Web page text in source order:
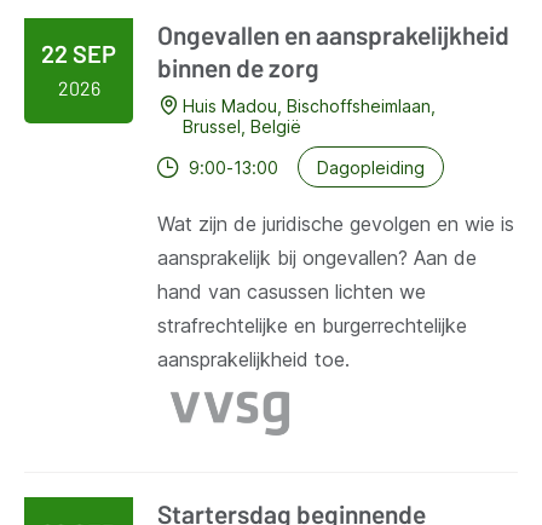
22 SEP
2026
Ongevallen en aansprakelijkheid
binnen de zorg
Huis Madou, Bischoffsheimlaan,
Brussel, België
9:00-13:00
Dagopleiding
Wat zijn de juridische gevolgen en wie is
aansprakelijk bij ongevallen? Aan de
hand van casussen lichten we
strafrechtelijke en burgerrechtelijke
aansprakelijkheid toe.
Startersdag beginnende